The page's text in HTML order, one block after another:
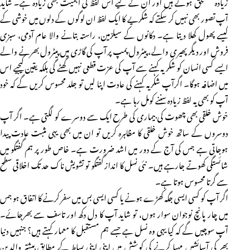
آپ تصور بھی نہیں کر سکتے کہ شکریے کا ایک لفظ ان لوگوں کے دلوں میں خوشی کے
کیسے پھول کھلا دیتا ہے۔ دکانوں کے سیلزمین، راستہ بتانے والا عام آدمی، سبزی
فروش اور دیگر پھیری والے، پیٹرول پمپ پر آپ کی گاڑی میں پیٹرول بھرنے والے
ایسے کسی انسان کو شکر یہ کہنے سے آپ کی عزت قطعی نہیں گھٹے گی بلکہ یقین کیجیے اس
میں اضافہ ہوگا۔ اگرآپ شکریہ کہنے کی عادت اپنا لیں تو جلد محسوس کریں گے کہ خود
آپ کو بھی یہ لفظ زیادہ سننے کومل رہا ہے۔
خوش خلقی بھی چھوت کی بیماری کی طرح ایک سے دوسرے کو لگتی ہے۔ اگر آپ
دوسروں کے ساتھ خوش خلقی کا مظاہرہ کریں تو ان میں بھی یہی مثبت عادت پیدا
ہوجاتی ہے جس کی آج کے دور میں اشد ضرورت ہے۔ خاص طور پر ہم گفتگو میں
شائستگی کھوتے جارہے ہیں۔ نئی نسل کا انداز گفتگو تو تشویش ناک حد تک اخلاقی سطح
سے گرتا محسوس ہوتا ہے۔
اگر آپ کو کسی ایسی جگہ کھڑے ہونے یا کسی ایسی بس میں سفر کرنے کا اتفاق ہو جس
میں چار پانچ نوجوان سوار ہوں، تو شاید آپ کا دل دکھ اور تاسف سے بھرجائے۔
آپ سوچیں گے کہ کیا یہی وہ نسل ہے جسے ہم مستقبل کا معمار کہتے ہیں؟ جنہیں دنیا
بھر کی آسائشیں مہیا کرنے کی کوشش میں اپنی اپنی بساط کے مطابق بیشتر والدین